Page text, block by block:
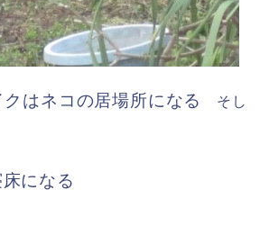
クはネコの居場所になる
そし
になる